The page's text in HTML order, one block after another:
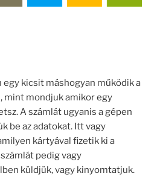
egy kicsit máshogyan működik a
mint mondjuk amikor egy
A számlát ugyanis a gépen
be az adatokat. Itt vagy
kártyával fizetik ki a
pedig vagy
küldjük, vagy kinyomtatjuk.